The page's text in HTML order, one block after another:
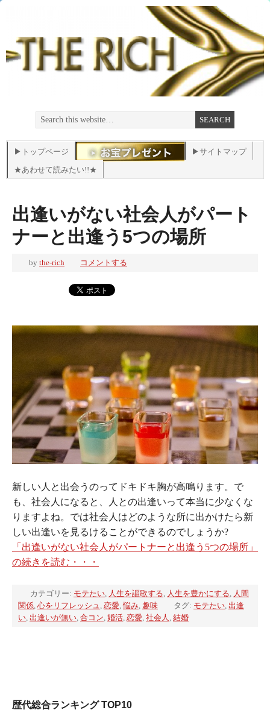
▶トップページ
▶サイトマップ
★あわせて読みたい!!★
出逢いがない社会人がパート
ナーと出逢う5つの場所
by the-rich コメントする
新しい人と出会うのってドキドキ胸が高鳴ります。で
も、社会人になると、人との出逢いって本当に少なくな
りますよね。では社会人はどのような所に出かけたら新
しい出逢いを見るけることができるのでしょうか?
「出逢いがない社会人がパートナーと出逢う5つの場所」
の続きを読む・・・
カテゴリー: モテたい 人生を謳歌する 人生を豊かにする
人間
関係 心をリフレッシュ 恋愛 ,悩み 趣味 タグ: モテたい 出逢
い 出逢いが無い 合コン 婚活 恋愛 社会人 結婚
歴代総合ランキング TOP10